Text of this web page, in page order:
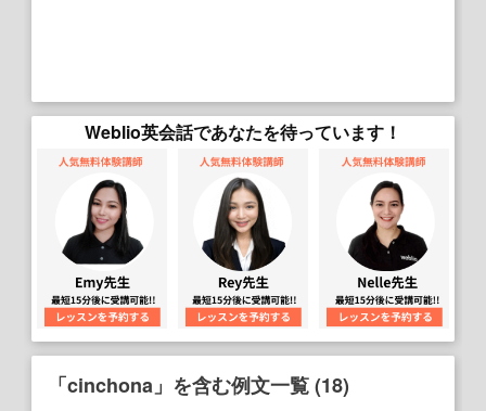
Weblio英会話であなたを待っています！
「cinchona」を含む例文一覧 (18)